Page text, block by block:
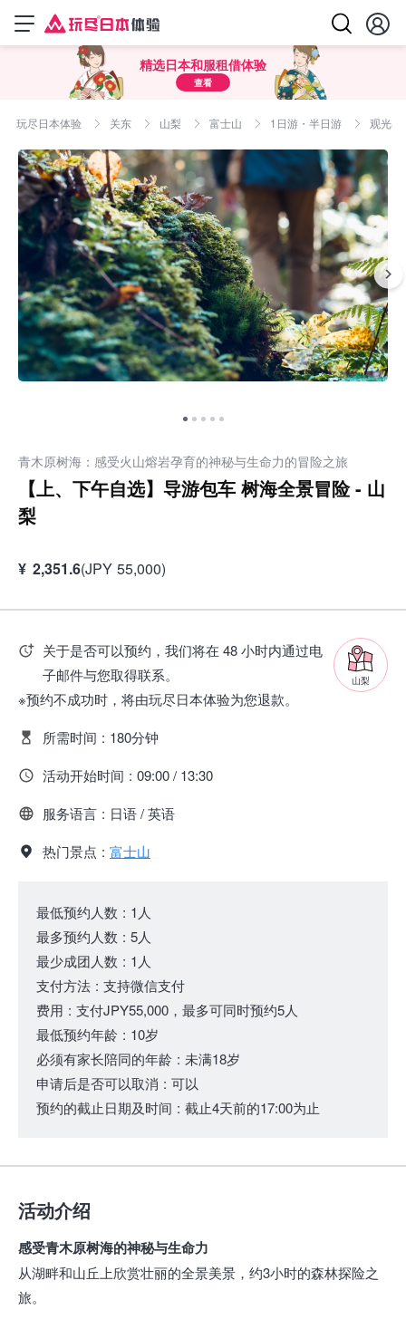
精选日本和服租借体验
查看
玩尽日本体验 关东 山梨 富士山 1日游・半日游 观光出
青木原树海：感受火山熔岩孕育的神秘与生命力的冒险之旅
【上、下午自选】导游包车 树海全景冒险 - 山
梨
¥ 2,351.6(JPY 55,000)
山梨
关于是否可以预约，我们将在 48 小时内通过电
子邮件与您取得联系。
※预约不成功时，将由玩尽日本体验为您退款。
所需时间 : 180分钟
活动开始时间 : 09:00 / 13:30
服务语言 : 日语 / 英语
热门景点 : 富士山
最低预约人数 : 1人
最多预约人数 : 5人
最少成团人数 : 1人
支付方法 : 支持微信支付
费用 : 支付JPY55,000，最多可同时预约5人
最低预约年龄 : 10岁
必须有家长陪同的年龄 : 未满18岁
申请后是否可以取消 : 可以
预约的截止日期及时间 : 截止4天前的17:00为止
活动介绍
感受青木原树海的神秘与生命力
从湖畔和山丘上欣赏壮丽的全景美景，约3小时的森林探险之
旅。